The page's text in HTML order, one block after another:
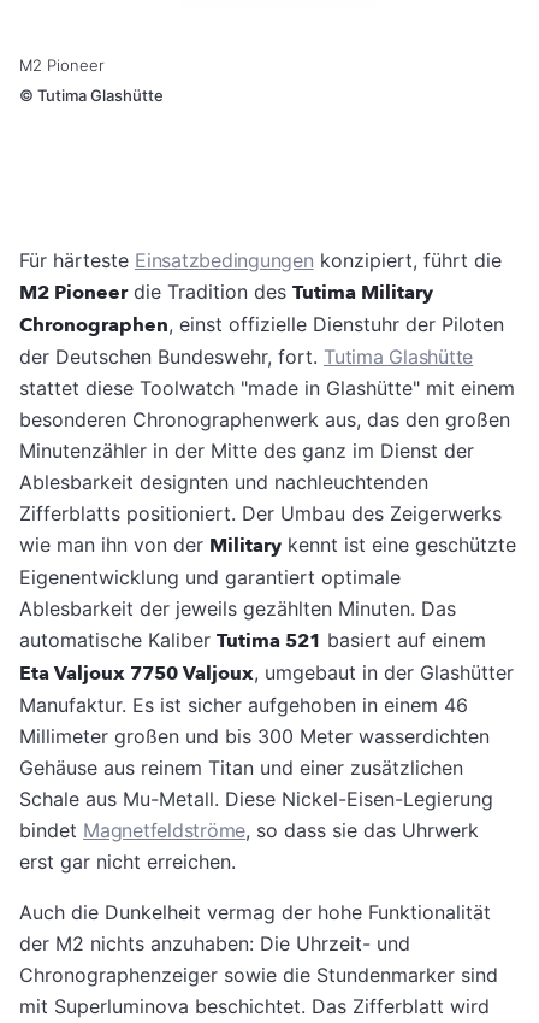
M2 Pioneer
© Tutima Glashütte
Für härteste Einsatzbedingungen konzipiert, führt die
M2 Pioneerdie Tradition des Tutima Military
Chronographen, einst offizielle Dienstuhr der Piloten
der Deutschen Bundeswehr, fort. Tutima Glashütte
stattet diese Toolwatch "made in Glashütte" mit einem
besonderen Chronographenwerk aus, das den großen
Minutenzähler in der Mitte des ganz im Dienst der
Ablesbarkeit designten und nachleuchtenden
Zifferblatts positioniert. Der Umbau des Zeigerwerks
wie man ihn von der Military kennt ist eine geschützte
Eigenentwicklung und garantiert optimale
Ablesbarkeit der jeweils gezählten Minuten. Das
automatische Kaliber Tutima 521 basiert auf einem
Eta Valjoux 7750 Valjoux, umgebaut in der Glashütter
Manufaktur. Es ist sicher aufgehoben in einem 46
Millimeter großen und bis 300 Meter wasserdichten
Gehäuse aus reinem Titan und einer zusätzlichen
Schale aus Mu-Metall. Diese Nickel-Eisen-Legierung
bindet Magnetfeldströme, so dass sie das Uhrwerk
erst gar nicht erreichen.
Auch die Dunkelheit vermag der hohe Funktionalität
der M2 nichts anzuhaben: Die Uhrzeit- und
Chronographenzeiger sowie die Stundenmarker sind
mit Superluminova beschichtet. Das Zifferblatt wird